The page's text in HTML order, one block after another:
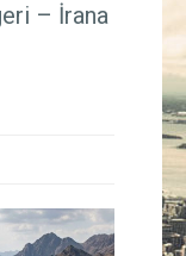
Azərbaycan
– İrana